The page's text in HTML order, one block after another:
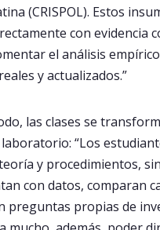
(CRISPOL). Estos
con evidencia
el análisis
y actualizados.”
las clases se
“Los
y procedimientos,
con datos, comparan
preguntas propias de